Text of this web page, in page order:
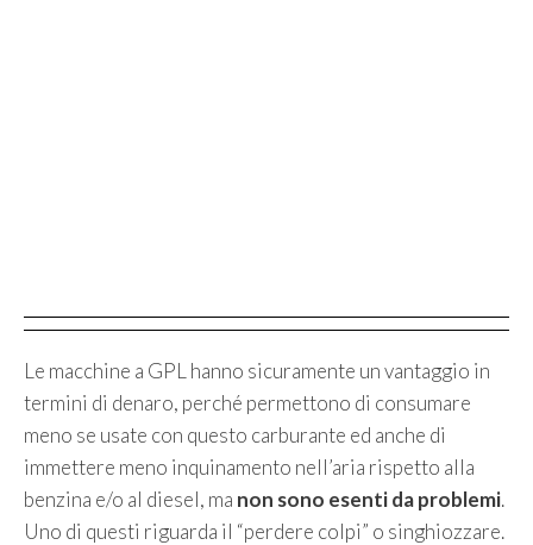
Le macchine a GPL hanno sicuramente un vantaggio in
termini di denaro, perché permettono di consumare
meno se usate con questo carburante ed anche di
immettere meno inquinamento nell’aria rispetto alla
benzina e/o al diesel, ma non sono esenti da problemi.
Uno di questi riguarda il “perdere colpi” o singhiozzare.